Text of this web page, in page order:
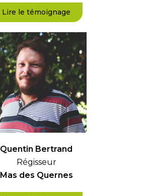
Lire le témoignage
Quentin Bertrand
Régisseur
Mas des Quernes